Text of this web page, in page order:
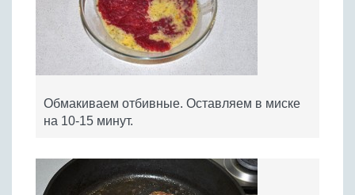
Обмакиваем отбивные. Оставляем в миске
на 10-15 минут.